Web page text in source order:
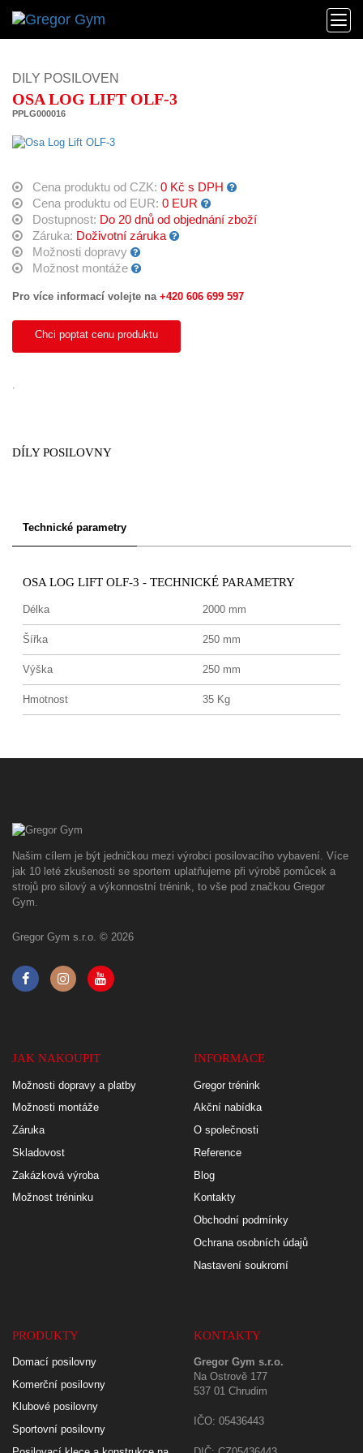
DILY POSILOVEN
OSA LOG LIFT OLF-3
PPLG000016
Cena produktu od CZK: 0 Kč s DPH
Cena produktu od EUR: 0 EUR
Dostupnost: Do 20 dnů od objednání zboží
Záruka: Doživotní záruka
Možnosti dopravy
Možnost montáže
Pro více informací volejte na +420 606 699 597
Chci poptat cenu produktu
.
DÍLY POSILOVNY
Technické parametry
OSA LOG LIFT OLF-3 - TECHNICKÉ PARAMETRY
Délka 2000 mm
Šířka 250 mm
Výška 250 mm
Hmotnost 35 Kg
Našim cílem je být jedničkou mezi výrobci posilovacího vybavení. Více
jak 10 leté zkušenosti se sportem uplatňujeme při výrobě pomůcek a
strojů pro silový a výkonnostní trénink, to vše pod značkou Gregor
Gym.
Gregor Gym s.r.o. © 2026
JAK NAKOUPIT
Možnosti dopravy a platby
Možnosti montáže
Záruka
Skladovost
Zakázková výroba
Možnost tréninku
INFORMACE
Gregor trénink
Akční nabídka
O společnosti
Reference
Blog
Kontakty
Obchodní podmínky
Ochrana osobních údajů
Nastavení soukromí
PRODUKTY
Domací posilovny
Komerční posilovny
Klubové posilovny
Sportovní posilovny
KONTAKTY
Gregor Gym s.r.o.
Na Ostrově 177
537 01 Chrudim
IČO: 05436443